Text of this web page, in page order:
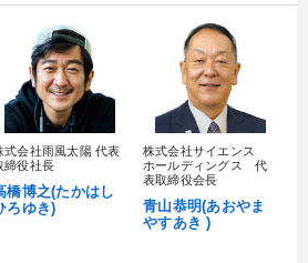
相続・事業承継 リピート
目的別」「キーワード」を更新いただけます。
refresh 更新する
タイトル）からお探しいただけます
式会社雨風太陽 代表
締役社長
橋博之(たかはし
ろゆき)
株式会社サイエンス
ホールディングス 代
表取締役会長
青山恭明(あおやま
やすあき )